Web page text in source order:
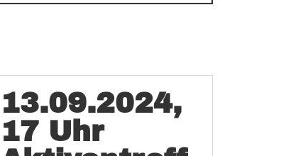
13.09.2024,
17 Uhr